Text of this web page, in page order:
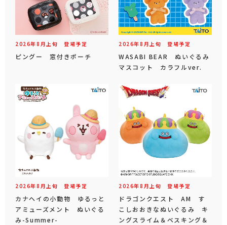
2026年8 月 上旬 登場予定
ピングー 窓付きポーチ
2026年8 月 上旬 登場予定
WASABI BEAR ぬいぐるみ
マスコット カラフルver.
2026年8 月 上旬 登場予定
カナヘイの小動物 ゆるっと
アミューズメント ぬいぐる
み-Summer-
2026年8 月 上旬 登場予定
ドラゴンクエスト AM す
こしおおきなぬいぐるみ キ
ングスライム＆ベスキング＆